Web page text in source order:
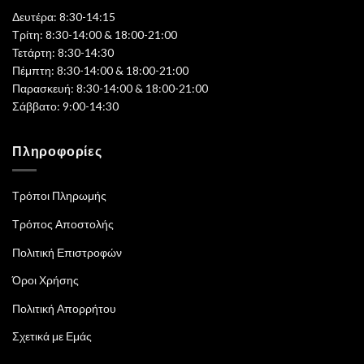
Δευτέρα: 8:30-14:15
Τρίτη: 8:30-14:00 & 18:00-21:00
Τετάρτη: 8:30-14:30
Πέμπτη: 8:30-14:00 & 18:00-21:00
Παρασκευή: 8:30-14:00 & 18:00-21:00
Σάββατο: 9:00-14:30
Πληροφορίες
Τρόποι Πληρωμής
Τρόπος Αποστολής
Πολιτική Επιστροφών
Όροι Χρήσης
Πολιτική Απορρήτου
Σχετικά με Εμάς